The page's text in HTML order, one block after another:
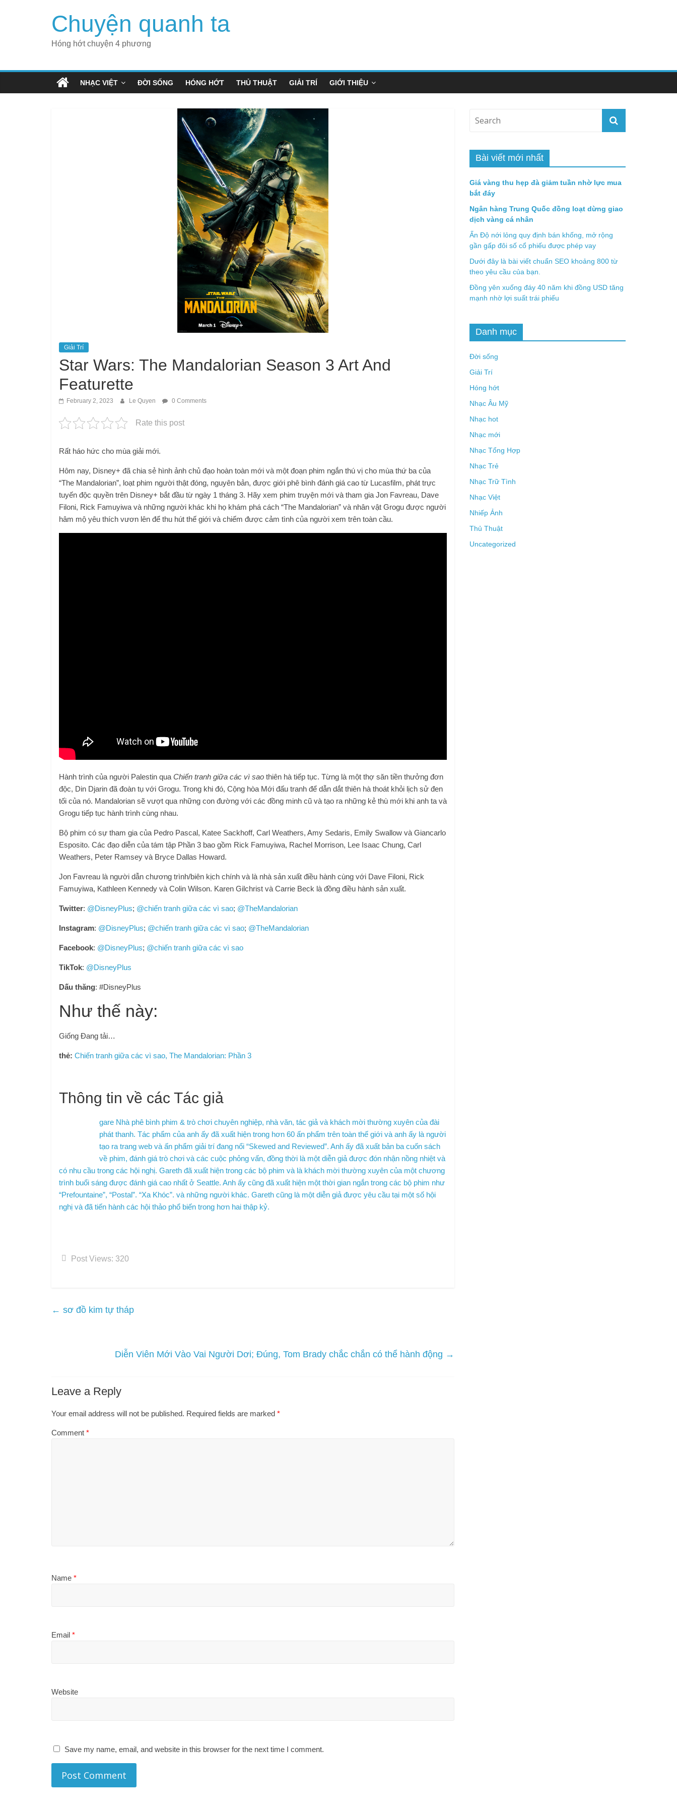
Chuyện quanh ta
Hóng hớt chuyện 4 phương
NHẠC VIỆT ĐỜI SỐNG HÓNG HỚT THỦ THUẬT GIẢI TRÍ GIỚI THIỆU
Giải Trí
Star Wars: The Mandalorian Season 3 Art And
Featurette
February 2, 2023 Le Quyen 0 Comments
Rate this post
Rất háo hức cho mùa giải mới.
Hôm nay, Disney+ đã chia sẻ hình ảnh chủ đạo hoàn toàn mới và một đoạn phim ngắn thú vị cho mùa thứ ba của
“The Mandalorian”, loạt phim người thật đóng, nguyên bản, được giới phê bình đánh giá cao từ Lucasfilm, phát trực
tuyến độc quyền trên Disney+ bắt đầu từ ngày 1 tháng 3. Hãy xem phim truyện mới và tham gia Jon Favreau, Dave
Filoni, Rick Famuyiwa và những người khác khi họ khám phá cách “The Mandalorian” và nhân vật Grogu được người
hâm mộ yêu thích vươn lên để thu hút thế giới và chiếm được cảm tình của người xem trên toàn cầu.
Hành trình của người Palestin qua Chiến tranh giữa các vì sao thiên hà tiếp tục. Từng là một thợ săn tiền thưởng đơn
độc, Din Djarin đã đoàn tụ với Grogu. Trong khi đó, Cộng hòa Mới đấu tranh để dẫn dắt thiên hà thoát khỏi lịch sử đen
tối của nó. Mandalorian sẽ vượt qua những con đường với các đồng minh cũ và tạo ra những kẻ thù mới khi anh ta và
Grogu tiếp tục hành trình cùng nhau.
Bộ phim có sự tham gia của Pedro Pascal, Katee Sackhoff, Carl Weathers, Amy Sedaris, Emily Swallow và Giancarlo
Esposito. Các đạo diễn của tám tập Phần 3 bao gồm Rick Famuyiwa, Rachel Morrison, Lee Isaac Chung, Carl
Weathers, Peter Ramsey và Bryce Dallas Howard.
Jon Favreau là người dẫn chương trình/biên kịch chính và là nhà sản xuất điều hành cùng với Dave Filoni, Rick
Famuyiwa, Kathleen Kennedy và Colin Wilson. Karen Gilchrist và Carrie Beck là đồng điều hành sản xuất.
Twitter: @DisneyPlus; @chiến tranh giữa các vì sao; @TheMandalorian
Instagram: @DisneyPlus; @chiến tranh giữa các vì sao; @TheMandalorian
Facebook: @DisneyPlus; @chiến tranh giữa các vì sao
TikTok: @DisneyPlus
Dấu thăng: #DisneyPlus
Như thế này:
Giống Đang tải…
thẻ: Chiến tranh giữa các vì sao, The Mandalorian: Phần 3
Thông tin về các Tác giả
gare Nhà phê bình phim & trò chơi chuyên nghiệp, nhà văn, tác giả và khách mời thường xuyên của đài
phát thanh. Tác phẩm của anh ấy đã xuất hiện trong hơn 60 ấn phẩm trên toàn thế giới và anh ấy là người
tạo ra trang web và ấn phẩm giải trí đang nổi “Skewed and Reviewed”. Anh ấy đã xuất bản ba cuốn sách
về phim, đánh giá trò chơi và các cuộc phỏng vấn, đồng thời là một diễn giả được đón nhận nồng nhiệt và
có nhu cầu trong các hội nghị. Gareth đã xuất hiện trong các bộ phim và là khách mời thường xuyên của một chương
trình buổi sáng được đánh giá cao nhất ở Seattle. Anh ấy cũng đã xuất hiện một thời gian ngắn trong các bộ phim như
“Prefountaine”, “Postal”. “Xa Khóc”. và những người khác. Gareth cũng là một diễn giả được yêu cầu tại một số hội
nghị và đã tiến hành các hội thảo phổ biến trong hơn hai thập kỷ.
Post Views: 320
← sơ đồ kim tự tháp
Diễn Viên Mới Vào Vai Người Dơi; Đúng, Tom Brady chắc chắn có thể hành động →
Leave a Reply
Your email address will not be published. Required fields are marked *
Comment *
Name *
Email *
Website
Save my name, email, and website in this browser for the next time I comment.
Bài viết mới nhất
Giá vàng thu hẹp đà giảm tuần nhờ lực mua
bắt đáy
Ngân hàng Trung Quốc đồng loạt dừng giao
dịch vàng cá nhân
Ấn Độ nới lỏng quy định bán khống, mở rộng
gần gấp đôi số cổ phiếu được phép vay
Dưới đây là bài viết chuẩn SEO khoảng 800 từ
theo yêu cầu của bạn.
Đồng yên xuống đáy 40 năm khi đồng USD tăng
mạnh nhờ lợi suất trái phiếu
Danh mục
Đời sống
Giải Trí
Hóng hớt
Nhạc Âu Mỹ
Nhạc hot
Nhạc mới
Nhạc Tổng Hợp
Nhạc Trẻ
Nhạc Trữ Tình
Nhạc Việt
Nhiếp Ảnh
Thủ Thuật
Uncategorized